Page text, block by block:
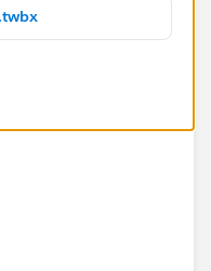
と9行表示されます
」と「既に出てきた
ます。